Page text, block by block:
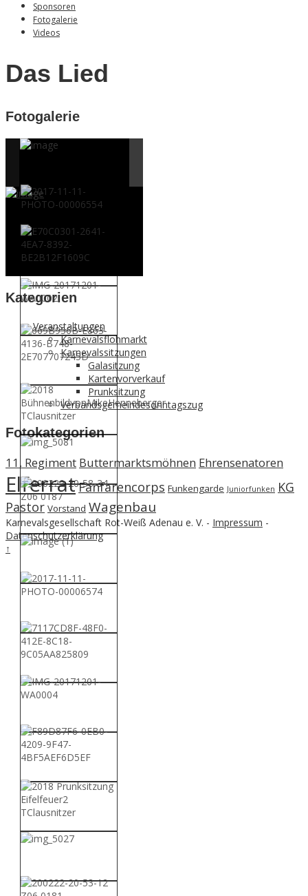
Sponsoren
Fotogalerie
Videos
Das Lied
Fotogalerie
Kategorien
Veranstaltungen
Karnevalsflohmarkt
Karnevalssitzungen
Galasitzung
Kartenvorverkauf
Prunksitzung
Verbandsgemeindesonntagszug
Fotokategorien
11. Regiment Buttermarktsmöhnen Ehrensenatoren
ElferratFanfarencorps Funkengarde Juniorfunken KG
Pastor Vorstand Wagenbau
Karnevalsgesellschaft Rot-Weiß Adenau e. V. - Impressum -
Datenschutzerklärung
↑